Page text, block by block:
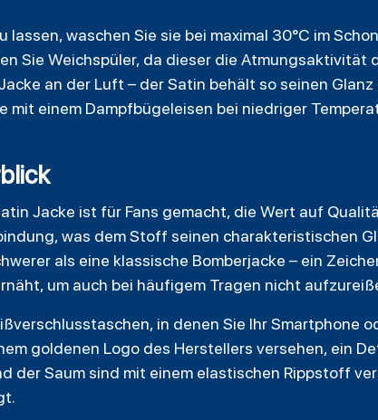
lassen, waschen Sie sie bei maximal 30°C im
Sie Weichspüler, da dieser die Atmungsaktivität
an der Luft – der Satin behält so seinen Glanz
mit einem Dampfbügeleisen bei niedriger
Jacke ist für Fans gemacht, die Wert auf
was dem Stoff seinen charakteristischen
als eine klassische Bomberjacke – ein
um auch bei häufigem Tragen nicht
in denen Sie Ihr Smartphone
goldenen Logo des Herstellers versehen, ein
der Saum sind mit einem elastischen Rippstoff